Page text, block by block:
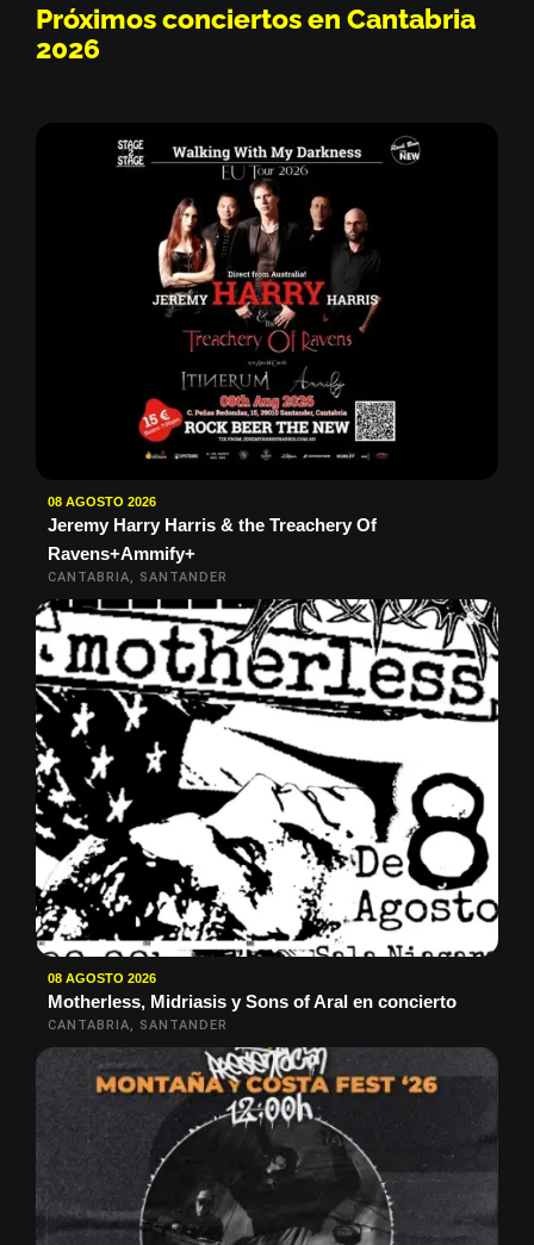
Próximos conciertos en Cantabria
2026
08 AGOSTO 2026
Jeremy Harry Harris & the Treachery Of
Ravens+Ammify+
CANTABRIA, SANTANDER
08 AGOSTO 2026
Motherless, Midriasis y Sons of Aral en concierto
CANTABRIA, SANTANDER